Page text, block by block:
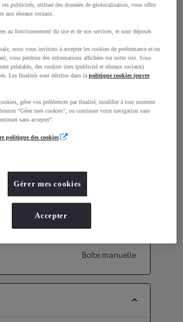
mixte
L/100 km
h
14,9
Boîte manuelle
ces publicités, utiliser des données de géolocalisation, vous offrir
aux réseaux sociaux.
au fonctionnement du site et de nos services, et sont déposés
nous vous invitons à accepter les cookies de performance et/ou
vous perdriez des informations affichées sur notre site. Sous
préalable, des cookies tiers (publicité et réseaux sociaux)
Les finalités sont décrites dans lapolitique cookies (ouvre
gérer vos préférences par finalité, modifier à tout moment
"Gérer mes cookies", ou continuer votre navigation sans
sans accepter".
politique des cookies
Gérer mes cookies
Accepter